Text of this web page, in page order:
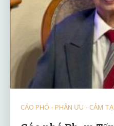
CÁO PHÓ - PHÂN ƯU - CẢM TẠ